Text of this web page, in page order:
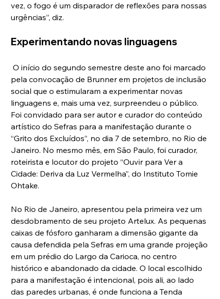
vez, o fogo é um disparador de reflexões para nossas
urgências”, diz.
Experimentando novas linguagens
O início do segundo semestre deste ano foi marcado
pela convocação de Brunner em projetos de inclusão
social que o estimularam a experimentar novas
linguagens e, mais uma vez, surpreendeu o público.
Foi convidado para ser autor e curador do conteúdo
artístico do Sefras para a manifestação durante o
“Grito dos Excluídos”, no dia 7 de setembro, no Rio de
Janeiro. No mesmo mês, em São Paulo, foi curador,
roteirista e locutor do projeto “Ouvir para Ver a
Cidade: Deriva da Luz Vermelha”, do Instituto Tomie
Ohtake.
No Rio de Janeiro, apresentou pela primeira vez um
desdobramento de seu projeto Artelux. As pequenas
caixas de fósforo ganharam a dimensão gigante da
causa defendida pela Sefras em uma grande projeção
em um prédio do Largo da Carioca, no centro
histórico e abandonado da cidade. O local escolhido
para a manifestação é intencional, pois ali, ao lado
das paredes urbanas, é onde funciona a Tenda